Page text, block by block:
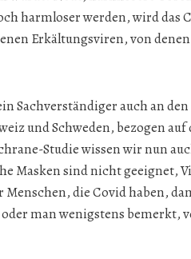
harmloser werden, wird das
Erkältungsviren, von
Sachverständiger auch an den
und Schweden, bezogen auf
Studie wissen wir nun
Masken sind nicht geeignet,
die Covid haben,
man wenigstens bemerkt,